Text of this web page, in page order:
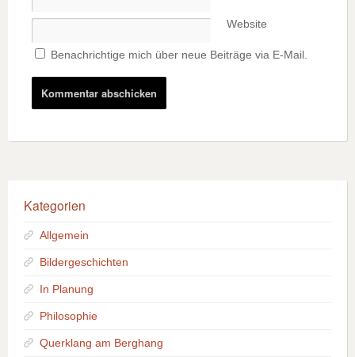
Website
Benachrichtige mich über neue Beiträge via E-Mail.
Kategorien
Allgemein
Bildergeschichten
In Planung
Philosophie
Querklang am Berghang